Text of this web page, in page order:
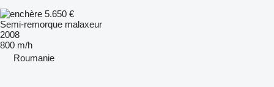
5.650 €
Semi-remorque malaxeur
2008
800 m/h
Roumanie